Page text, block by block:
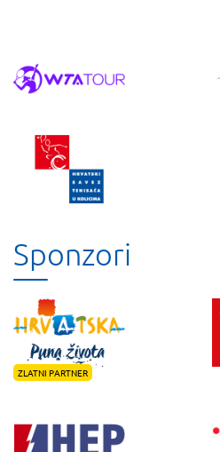
Sponzori
ZLATNI PARTNER